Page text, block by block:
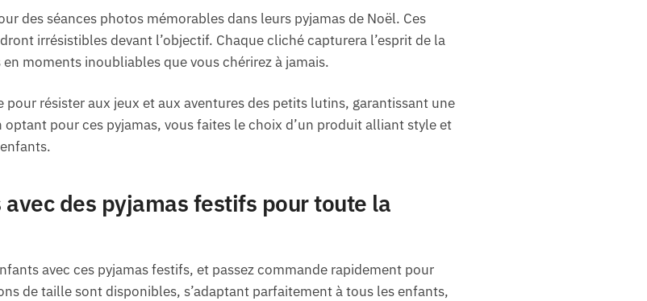
des séances photos mémorables dans leurs pyjamas de Noël. Ces
irrésistibles devant l’objectif. Chaque cliché capturera l’esprit de la
moments inoubliables que vous chérirez à jamais.
pour résister aux jeux et aux aventures des petits lutins, garantissant une
pour ces pyjamas, vous faites le choix d’un produit alliant style et
des pyjamas festifs pour toute la
avec ces pyjamas festifs, et passez commande rapidement pour
de taille sont disponibles, s’adaptant parfaitement à tous les enfants,